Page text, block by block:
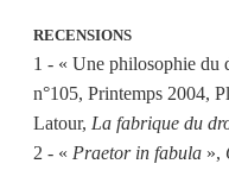
RECENSIONS
1 - « Une philosophie du
n°105, Printemps 2004,
Latour, La fabrique du
2 - « Praetor in fabula »,